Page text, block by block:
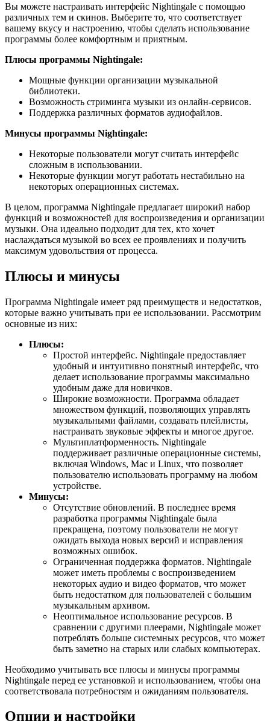
Вы можете настраивать интерфейс Nightingale с помощью
различных тем и скинов. Выберите то, что соответствует
вашему вкусу и настроению, чтобы сделать использование
программы более комфортным и приятным.
Плюсы программы Nightingale:
Мощные функции организации музыкальной
библиотеки.
Возможность стриминга музыки из онлайн-сервисов.
Поддержка различных форматов аудиофайлов.
Минусы программы Nightingale:
Некоторые пользователи могут считать интерфейс
сложным в использовании.
Некоторые функции могут работать нестабильно на
некоторых операционных системах.
В целом, программа Nightingale предлагает широкий набор
функций и возможностей для воспроизведения и организации
музыки. Она идеально подходит для тех, кто хочет
наслаждаться музыкой во всех ее проявлениях и получить
максимум удовольствия от процесса.
Плюсы и минусы
Программа Nightingale имеет ряд преимуществ и недостатков,
которые важно учитывать при ее использовании. Рассмотрим
основные из них:
Плюсы:
Простой интерфейс. Nightingale предоставляет
удобный и интуитивно понятный интерфейс, что
делает использование программы максимально
удобным даже для новичков.
Широкие возможности. Программа обладает
множеством функций, позволяющих управлять
музыкальными файлами, создавать плейлисты,
настраивать звуковые эффекты и многое другое.
Мультиплатформенность. Nightingale
поддерживает различные операционные системы,
включая Windows, Mac и Linux, что позволяет
пользователю использовать программу на любом
устройстве.
Минусы:
Отсутствие обновлений. В последнее время
разработка программы Nightingale была
прекращена, поэтому пользователи не могут
ожидать выхода новых версий и исправления
возможных ошибок.
Ограниченная поддержка форматов. Nightingale
может иметь проблемы с воспроизведением
некоторых аудио и видео форматов, что может
быть недостатком для пользователей с большим
музыкальным архивом.
Неоптимальное использование ресурсов. В
сравнении с другими плеерами, Nightingale может
потреблять больше системных ресурсов, что может
быть заметно на старых или слабых компьютерах.
Необходимо учитывать все плюсы и минусы программы
Nightingale перед ее установкой и использованием, чтобы она
соответствовала потребностям и ожиданиям пользователя.
Опции и настройки